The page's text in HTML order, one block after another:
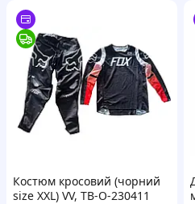
Костюм кросовий (чорний
size XXL) VV, TB-O-230411